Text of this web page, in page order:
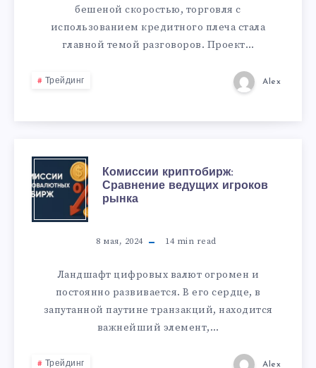
бешеной скоростью, торговля с
использованием кредитного плеча стала
главной темой разговоров. Проект…
Трейдинг Alex
Комиссии криптобирж:
Сравнение ведущих игроков
рынка
8 мая, 2024 14min read
Ландшафт цифровых валют огромен и
постоянно развивается. В его сердце, в
запутанной паутине транзакций, находится
важнейший элемент,…
Трейдинг Alex